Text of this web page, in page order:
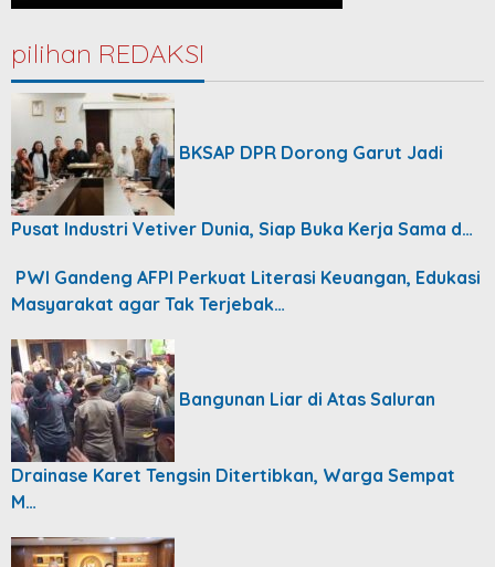
pilihan REDAKSI
BKSAP DPR Dorong Garut Jadi
Pusat Industri Vetiver Dunia, Siap Buka Kerja Sama d…
PWI Gandeng AFPI Perkuat Literasi Keuangan, Edukasi
Masyarakat agar Tak Terjebak…
Bangunan Liar di Atas Saluran
Drainase Karet Tengsin Ditertibkan, Warga Sempat
M…